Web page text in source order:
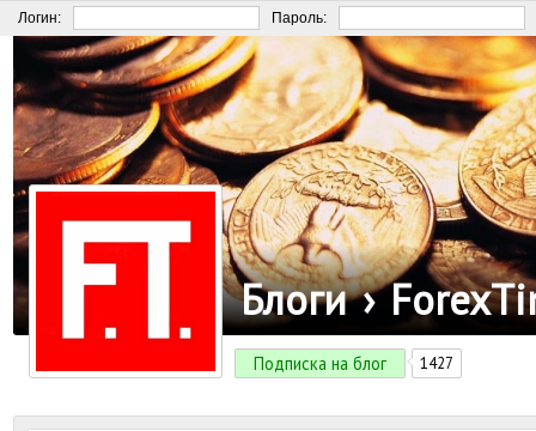
Логин: Пароль:
Блоги ›
Подписка на блог 1427